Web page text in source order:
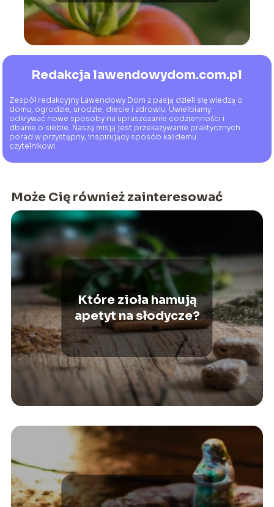
Redakcja lawendowydom.com.pl
Zespół redakcyjny Lawendowy Dom z pasją dzieli się wiedzą o
domu, ogrodzie, urodzie, diecie i zdrowiu. Uwielbiamy
odkrywać nowe sposoby na upraszczanie codzienności i
dbanie o siebie. Naszą misją jest przekazywanie praktycznych
porad w przystępny, inspirujący sposób każdemu
czytelnikowi.
Może Cię również zainteresować
Które zioła hamują
apetyt na słodycze?